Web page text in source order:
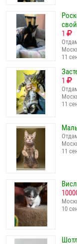
1
11
1
11
11
10